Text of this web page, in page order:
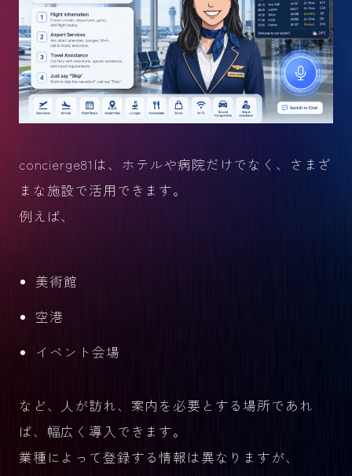
concierge81は、ホテルや病院だけでなく、さまざ
まな施設で活用できます。
例えば、
美術館
空港
イベント会場
など、人が訪れ、案内を必要とする場所であれ
ば、幅広く導入できます。
業種によって登録する情報は異なりますが、